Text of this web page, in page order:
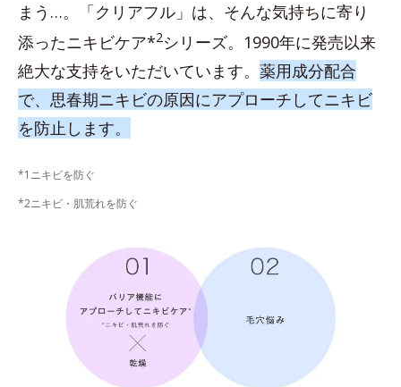
まう…。「クリアフル」は、そんな気持ちに寄り
添ったニキビケア*2シリーズ。1990年に発売以来
絶大な支持をいただいています。 薬用成分配合
で、思春期ニキビの原因にアプローチしてニキビ
を防止します。
*1ニキビを防ぐ
*2ニキビ・肌荒れを防ぐ